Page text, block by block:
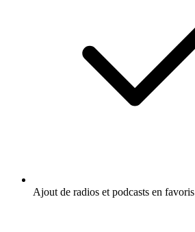
Ajout de radios et podcasts en favoris